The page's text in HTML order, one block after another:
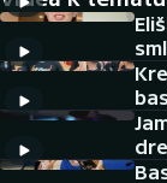
Cyklistika
DALŠÍ SPORTY
Americký
NEPŘEHLÉDNĚTE